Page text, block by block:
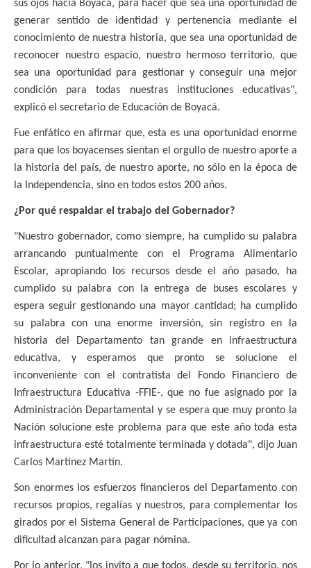
sus ojos hacia Boyacá, para hacer que sea una oportunidad de
generar sentido de identidad y pertenencia mediante el
conocimiento de nuestra historia, que sea una oportunidad de
reconocer nuestro espacio, nuestro hermoso territorio, que
sea una oportunidad para gestionar y conseguir una mejor
condición para todas nuestras instituciones educativas",
explicó el secretario de Educación de Boyacá.
Fue enfático en afirmar que, esta es una oportunidad enorme
para que los boyacenses sientan el orgullo de nuestro aporte a
la historia del país, de nuestro aporte, no sólo en la época de
la Independencia, sino en todos estos 200 años.
¿Por qué respaldar el trabajo del Gobernador?
"Nuestro gobernador, como siempre, ha cumplido su palabra
arrancando puntualmente con el Programa Alimentario
Escolar, apropiando los recursos desde el año pasado, ha
cumplido su palabra con la entrega de buses escolares y
espera seguir gestionando una mayor cantidad; ha cumplido
su palabra con una enorme inversión, sin registro en la
historia del Departamento tan grande en infraestructura
educativa, y esperamos que pronto se solucione el
inconveniente con el contratista del Fondo Financiero de
Infraestructura Educativa -FFIE-, que no fue asignado por la
Administración Departamental y se espera que muy pronto la
Nación solucione este problema para que este año toda esta
infraestructura esté totalmente terminada y dotada", dijo Juan
Carlos Martínez Martín.
Son enormes los esfuerzos financieros del Departamento con
recursos propios, regalías y nuestros, para complementar los
girados por el Sistema General de Participaciones, que ya con
dificultad alcanzan para pagar nómina.